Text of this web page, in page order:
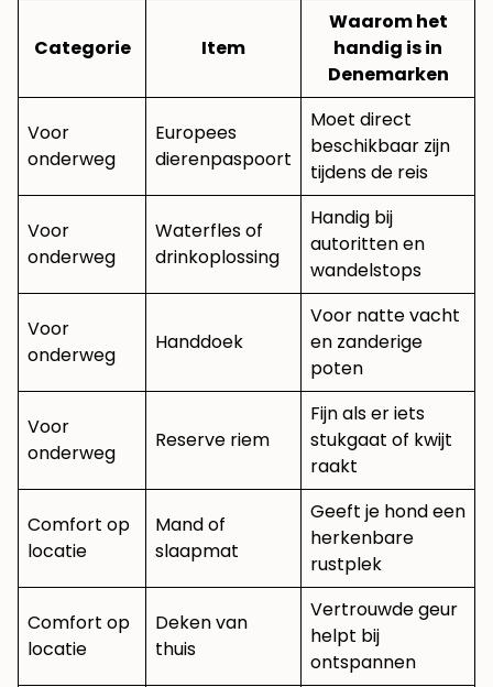
Categorie Item
Waarom het
handig is in
Denemarken
Voor
onderweg
Europees
dierenpaspoort
Moet direct
beschikbaar zijn
tijdens de reis
Voor
onderweg
Waterfles of
drinkoplossing
Handig bij
autoritten en
wandelstops
Voor
onderweg
Handdoek
Voor natte vacht
en zanderige
poten
Voor
onderweg
Reserve riem
Fijn als er iets
stukgaat of kwijt
raakt
Comfort op
locatie
Mand of
slaapmat
Geeft je hond een
herkenbare
rustplek
Comfort op
locatie
Deken van
thuis
Vertrouwde geur
helpt bij
ontspannen